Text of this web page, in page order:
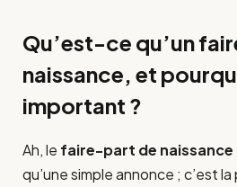
Qu’est-ce qu’un
naissance, et
important ?
Ah, le faire-part de naissance
qu’une simple annonce ; c’est